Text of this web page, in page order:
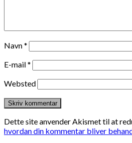
Navn*
E-mail*
Websted
Dette site anvender Akismet til at
hvordan din kommentar bliver